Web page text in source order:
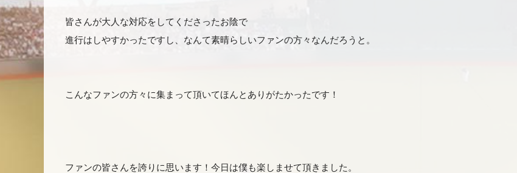
皆さんが大人な対応をしてくださったお陰で
進行はしやすかったですし、なんて素晴らしいファンの方々なんだろうと。
こんなファンの方々に集まって頂いてほんとありがたかったです！
ファンの皆さんを誇りに思います！今日は僕も楽しませて頂きました。